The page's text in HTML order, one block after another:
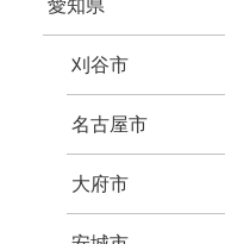
愛知県
刈谷市
名古屋市
大府市